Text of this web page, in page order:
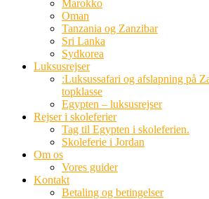
Marokko
Oman
Tanzania og Zanzibar
Sri Lanka
Sydkorea
Luksusrejser
:Luksussafari og afslapning på
topklasse
Egypten – luksusrejser
Rejser i skoleferier
Tag til Egypten i skoleferien.
Skoleferie i Jordan
Om os
Vores guider
Kontakt
Betaling og betingelser